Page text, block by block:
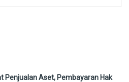
Penjualan Aset, Pembayaran Hak